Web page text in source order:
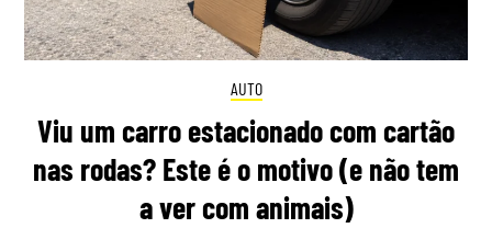
AUTO
Viu um carro estacionado com cartão
nas rodas? Este é o motivo (e não tem
a ver com animais)